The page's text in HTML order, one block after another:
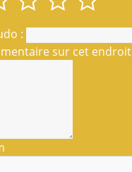
:
sur cet endroit